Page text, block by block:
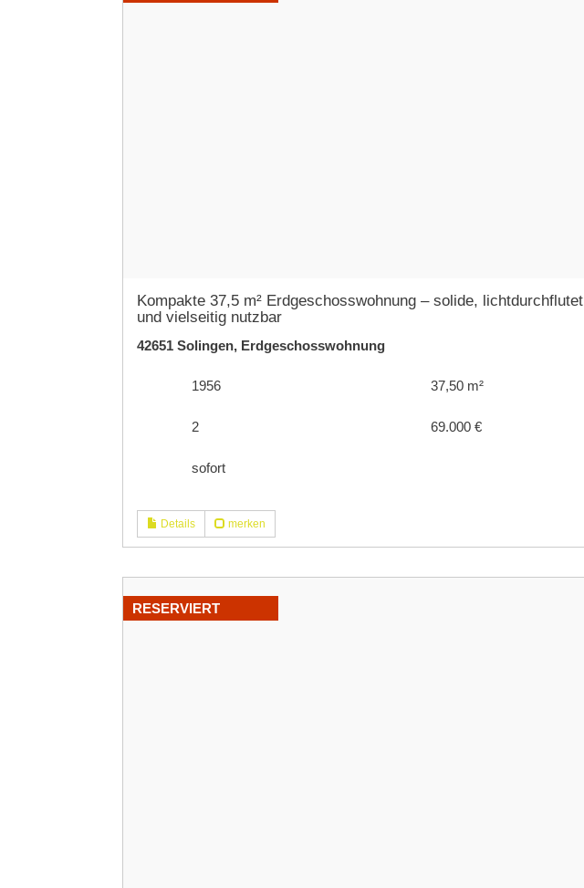
Kompakte 37,5 m² Erdgeschosswohnung – solide, lichtdurchflutet
und vielseitig nutzbar
42651 Solingen, Erdgeschosswohnung
1956 37,50 m²
2 69.000 €
sofort
Details merken
RESERVIERT